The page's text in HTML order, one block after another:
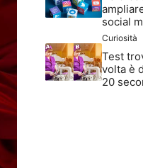
social
Curiosità
Test
volta è
20